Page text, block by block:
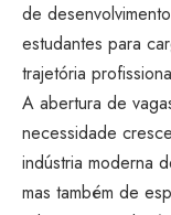
de
estudantes para
trajetória
A abertura de
necessidade
indústria moderna
mas também de